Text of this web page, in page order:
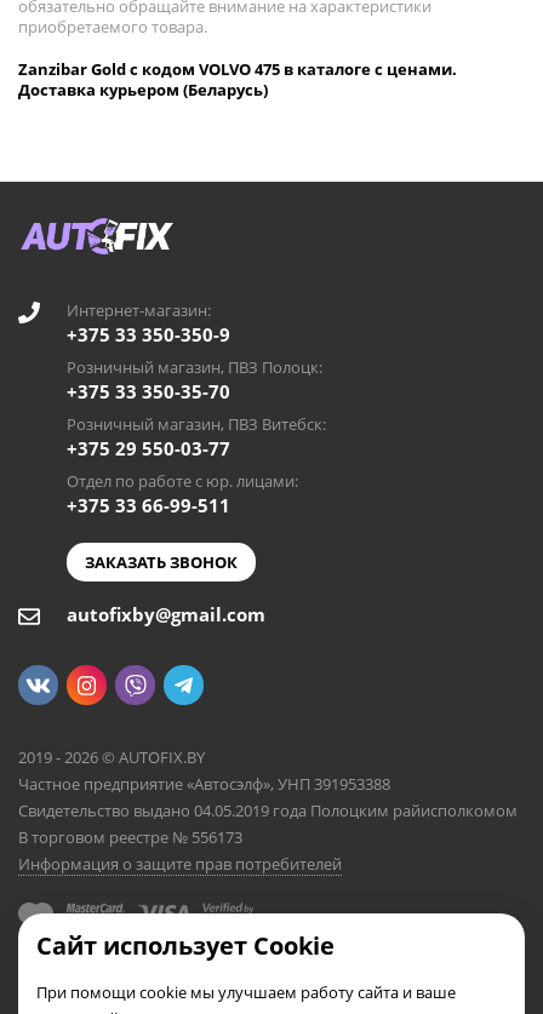
обязательно обращайте внимание на характеристики
приобретаемого товара.
Zanzibar Gold с кодом VOLVO 475 в каталоге с ценами.
Доставка курьером (Беларусь)
Интернет-магазин:
+375 33 350-350-9
Розничный магазин, ПВЗ Полоцк:
+375 33 350-35-70
Розничный магазин, ПВЗ Витебск:
+375 29 550-03-77
Отдел по работе с юр. лицами:
+375 33 66-99-511
ЗАКАЗАТЬ ЗВОНОК
autofixby@gmail.com
2019 - 2026 © AUTOFIX.BY
Частное предприятие «Автосэлф», УНП 391953388
Свидетельство выдано 04.05.2019 года Полоцким райисполкомом
В торговом реестре № 556173
Информация о защите прав потребителей
Сайт использует Cookie
При помощи cookie мы улучшаем работу сайта и ваше